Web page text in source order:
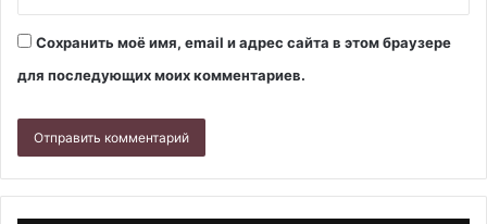
Сохранить моё имя, email и адрес сайта в этом браузере
для последующих моих комментариев.